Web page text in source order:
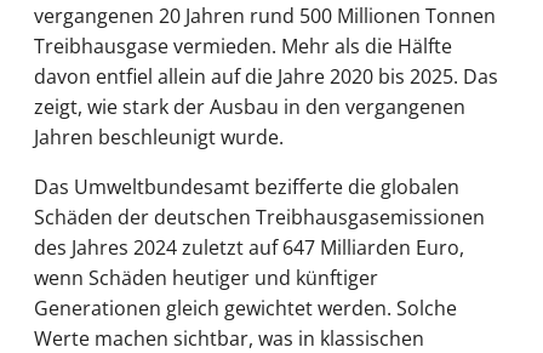
vergangenen 20 Jahren rund 500 Millionen Tonnen
Treibhausgase vermieden. Mehr als die Hälfte
davon entfiel allein auf die Jahre 2020 bis 2025. Das
zeigt, wie stark der Ausbau in den vergangenen
Jahren beschleunigt wurde.
Das Umweltbundesamt bezifferte die globalen
Schäden der deutschen Treibhausgasemissionen
des Jahres 2024 zuletzt auf 647 Milliarden Euro,
wenn Schäden heutiger und künftiger
Generationen gleich gewichtet werden. Solche
Werte machen sichtbar, was in klassischen